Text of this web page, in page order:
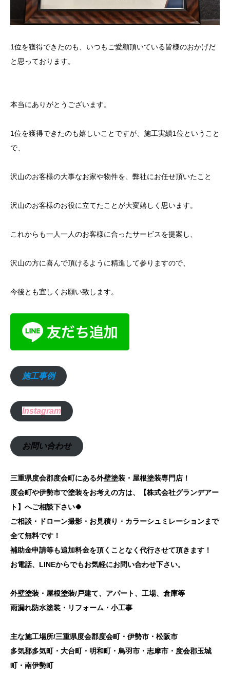
1位を獲得できたのも、いつもご愛顧頂いている皆様のおかげだ
と思っております。
本当にありがとうございます。
1位を獲得できたのも嬉しいことですが、施工実績1位ということ
で、
沢山のお客様の大事なお家や物件を、弊社にお任せ頂いたこと
沢山のお客様のお役に立てたことが大変嬉しく思います。
これからも一人一人のお客様に合ったサービスを提案し、
沢山の方に喜んで頂けるように精進して参りますので、
今後とも宜しくお願い致します。
施工事例
Instagram
お問い合わせ
三重県度会郡度会町にある外壁塗装・屋根塗装専門店！
度会町や伊勢市で塗装をお考えの方は、【株式会社グランデアー
ト】へご相談下さい🍀
ご相談・ドローン撮影・お見積り・カラーシュミレーションまで
全て無料です！
補助金申請等も追加料金を頂くことなく代行させて頂きます！
お電話、LINEからでもお気軽にお問い合わせ下さい。
外壁塗装・屋根塗装/戸建て、アパート、工場、倉庫等
雨漏れ防水塗装・リフォーム・小工事
主な施工場所/三重県度会郡度会町・伊勢市・松阪市
多気郡多気町・大台町・明和町・鳥羽市・志摩市・度会郡玉城
町・南伊勢町